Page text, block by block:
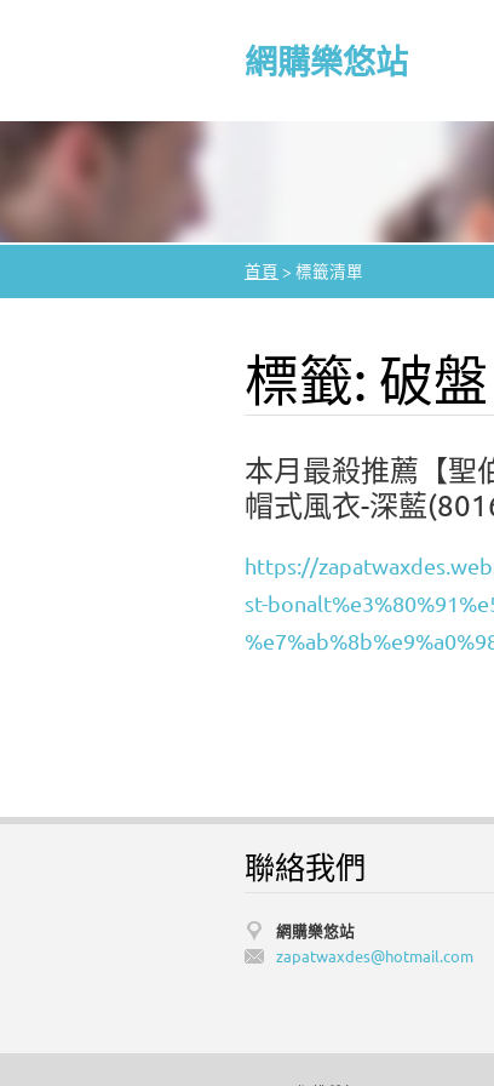
網購樂悠站
首頁 > 標籤清單
標籤: 破盤
本月最殺推薦【聖
帽式風衣-深藍
https://
st-
聯絡我們
網購樂悠站
zapatwaxdes@hotmail.com